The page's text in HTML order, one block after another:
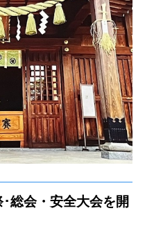
総会・安全大会を開